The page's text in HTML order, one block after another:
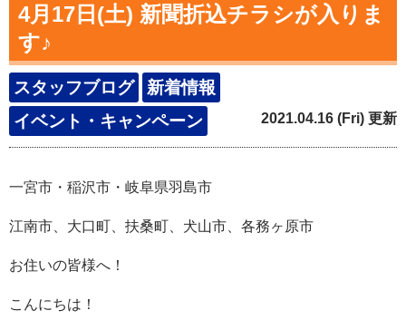
4月17日(土) 新聞折込チラシが入りま
す♪
スタッフブログ
新着情報
イベント・キャンペーン
2021.04.16 (Fri) 更新
一宮市・稲沢市・岐阜県羽島市
江南市、大口町、扶桑町、犬山市、各務ヶ原市
お住いの皆様へ！
こんにちは！